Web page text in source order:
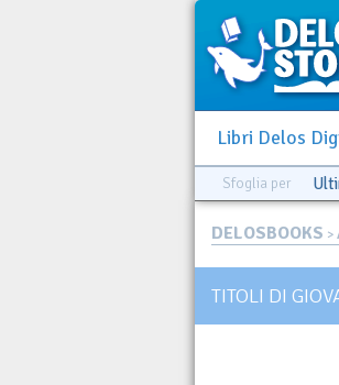
Libri Delos
Sfoglia per
DELOSBOOKS >
TITOLI DI